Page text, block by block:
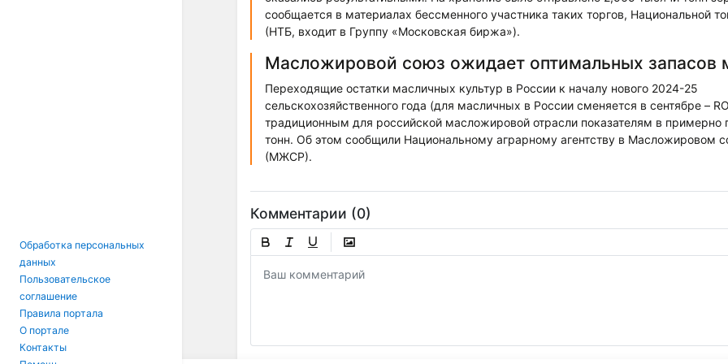
Обработка персональных
данных
Пользовательское
соглашение
Правила портала
О портале
Контакты
сообщается в материалах бессменного участника таких торгов, Национальной
(НТБ, входит в Группу «Московская биржа»).
Масложировой союз ожидает оптимальных запасов
Переходящие остатки масличных культур в России к началу нового 2024-25
сельскохозяйственного года (для масличных в России сменяется в сентябре –
традиционным для российской масложировой отрасли показателям в примерно
тонн. Об этом сообщили Национальному аграрному агентству в Масложировом
(МЖСР).
Комментарии (0)